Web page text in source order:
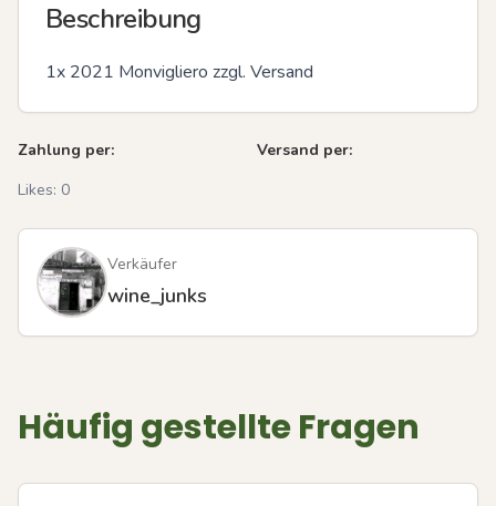
Beschreibung
1x 2021 Monvigliero zzgl. Versand
Zahlung per:
Versand per:
Likes: 0
Verkäufer
wine_junks
Häufig gestellte Fragen